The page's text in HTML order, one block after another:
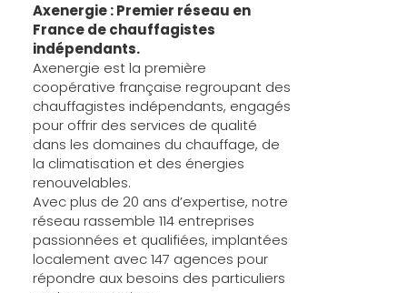
Axenergie : Premier réseau en
France de chauffagistes
indépendants.
Axenergie est la première
coopérative française regroupant des
chauffagistes indépendants, engagés
pour offrir des services de qualité
dans les domaines du chauffage, de
la climatisation et des énergies
renouvelables.
Avec plus de 20 ans d’expertise, notre
réseau rassemble 114 entreprises
passionnées et qualifiées, implantées
localement avec 147 agences pour
répondre aux besoins des particuliers